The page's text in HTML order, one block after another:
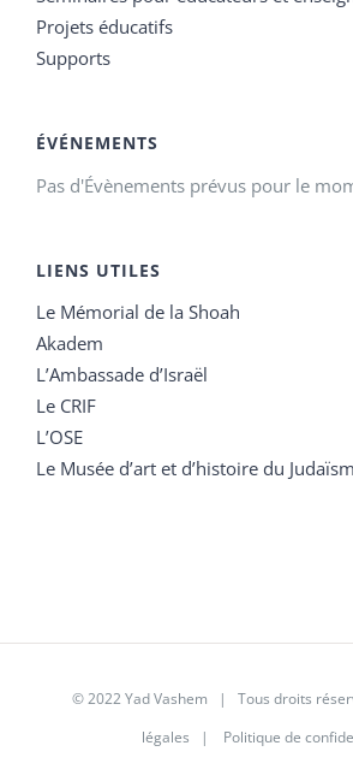
Projets éducatifs
Supports
ÉVÉNEMENTS
Pas d'Évènements prévus pour le
LIENS UTILES
Le Mémorial de la Shoah
Akadem
L’Ambassade d’Israël
Le CRIF
L’OSE
Le Musée d’art et d’histoire du
© 2022 Yad Vashem | Tous droits
légales | Politique de